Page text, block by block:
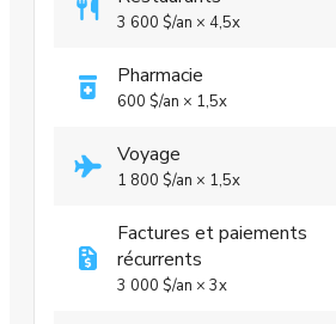
3 600 $/an × 4,5x
Pharmacie
600 $/an × 1,5x
Voyage
1 800 $/an × 1,5x
Factures et paiements
récurrents
3 000 $/an × 3x